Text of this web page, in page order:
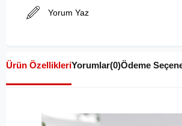
Yorum Yaz
Ürün ÖzellikleriYorumlar(0)Ödeme